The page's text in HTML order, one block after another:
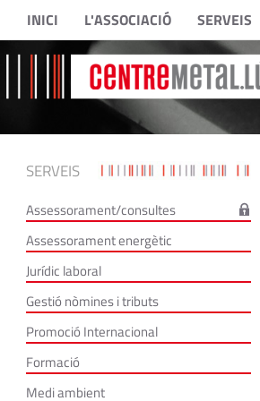
INICI L'ASSOCIACIÓ SERVEIS
SERVEIS
Assessorament/consultes
Assessorament energètic
Jurídic laboral
Gestió nòmines i tributs
Promoció Internacional
Formació
Medi ambient